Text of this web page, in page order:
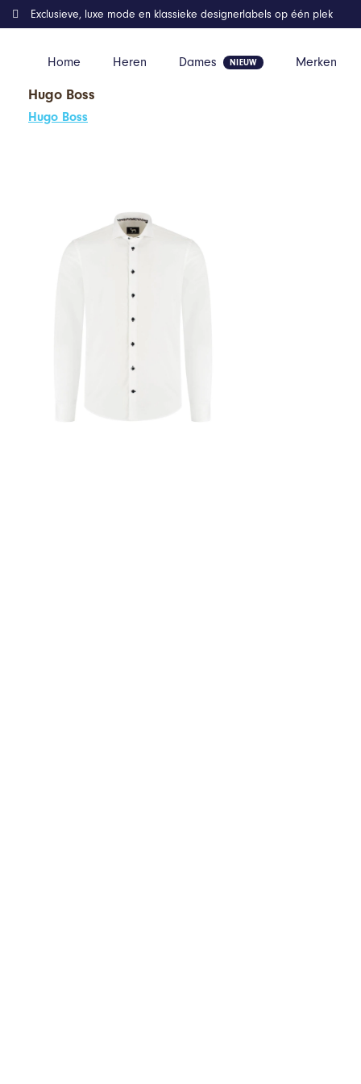
Home Heren Dames Merken
Exclusieve, luxe mode en klassieke designerlabels op één plek
Hugo Boss
Hugo Boss
Home Kleding